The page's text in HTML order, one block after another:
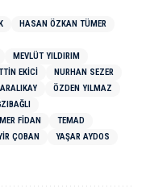
HASAN ÖZKAN TÜMER
MEVLÜT YILDIRIM
EKICI
NURHAN SEZER
ÖZDEN YILMAZ
FIDAN
TEMAD
ÇOBAN
YAŞAR AYDOS